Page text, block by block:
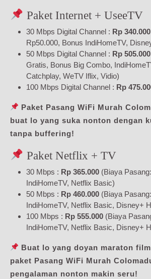
Paket Internet + UseeTV
30 Mbps Digital Channel : Rp 340.000
Rp50.000, Bonus IndiHomeTV,
50 Mbps Digital Channel : Rp 505.000
Gratis, Bonus Big Combo,
Catchplay, WeTV Iflix, Vidio)
100 Mbps Digital Channel : Rp
Paket Pasang WiFi Murah
buat lo yang suka nonton dengan
tanpa buffering!
Paket Netflix + TV
30 Mbps : Rp 365.000 (Biaya
IndiHomeTV, Netflix Basic)
50 Mbps : Rp 460.000 (Biaya
IndiHomeTV, Netflix Basic, Disney+
100 Mbps : Rp 555.000 (Biaya
IndiHomeTV, Netflix Basic, Disney+
Buat lo yang doyan maraton
paket Pasang WiFi Murah
pengalaman nonton makin seru!